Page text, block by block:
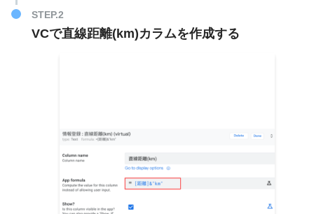
VCで直線距離(km)カラムを作成する